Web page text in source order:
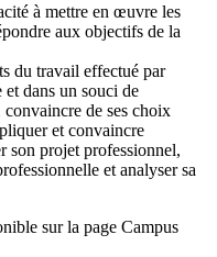
à mettre en œuvre les
aux objectifs de la
du travail effectué par
dans un souci de
convaincre de ses choix
et convaincre
son projet professionnel,
et analyser sa
sur la page Campus